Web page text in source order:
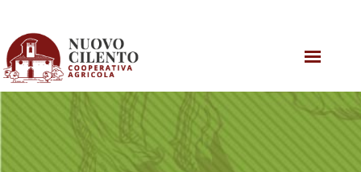
OLIVENÖL
SHOP